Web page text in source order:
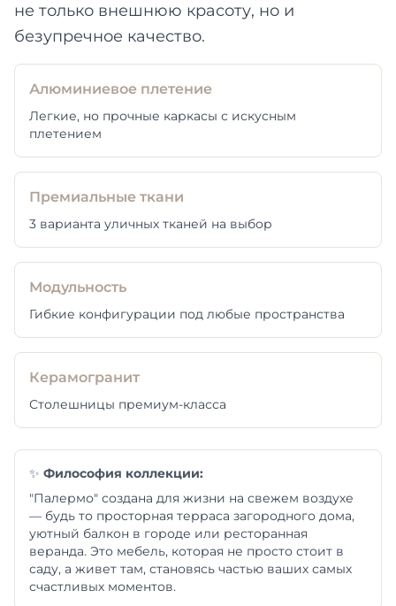
не только внешнюю красоту, но и
безупречное качество.
Алюминиевое плетение
Легкие, но прочные каркасы с искусным
плетением
Премиальные ткани
3 варианта уличных тканей на выбор
Модульность
Гибкие конфигурации под любые пространства
Керамогранит
Столешницы премиум-класса
✨ Философия коллекции:
"Палермо" создана для жизни на свежем воздухе
— будь то просторная терраса загородного дома,
уютный балкон в городе или ресторанная
веранда. Это мебель, которая не просто стоит в
саду, а живет там, становясь частью ваших самых
счастливых моментов.